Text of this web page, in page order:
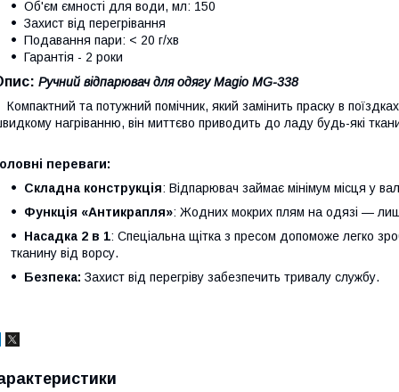
Об'єм ємності для води, мл: 150
Захист від перегрівання
Подавання пари: < 20 г/хв
Гарантія - 2 роки
Ручний відпарювач для одягу Magio MG-338
Компактний та потужний помічник, який замінить праску в
нагріванню, він миттєво приводить до ладу будь-які
переваги:
Складна конструкція: Відпарювач займає мінімум місця у
Функція «Антикрапля»: Жодних мокрих плям на одязі —
Насадка 2 в 1: Спеціальна щітка з пресом допоможе легко
тканину від ворсу.
Безпека: Захист від перегріву забезпечить тривалу службу.